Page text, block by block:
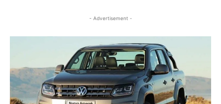
- Advertisement -